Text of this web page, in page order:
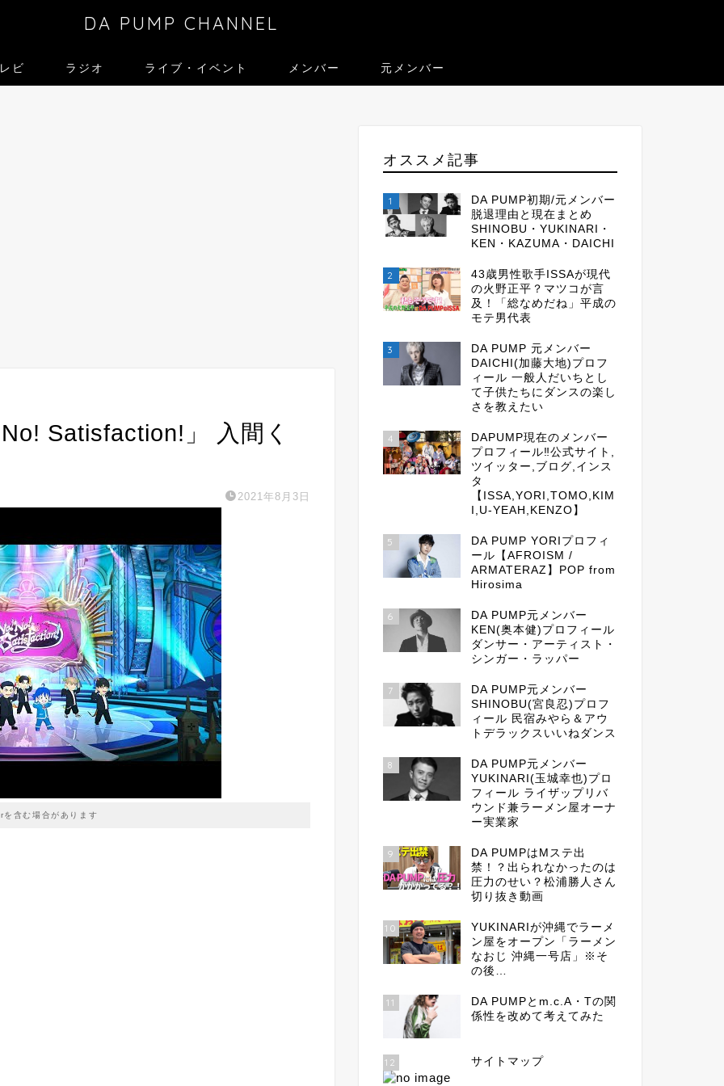
DA PUMP CHANNEL
ビ ラジオ ライブ・イベント メンバー 元メンバー
Satisfaction!」 入間く
2021年8月3日
を含む場合があります
オススメ記事
1
DA PUMP初期/元メンバー
脱退理由と現在まとめ
SHINOBU・YUKINARI・
KEN・KAZUMA・DAICHI
2
43歳男性歌手ISSAが現代
の火野正平？マツコが言
及！「総なめだね」平成の
モテ男代表
3
DA PUMP 元メンバー
DAICHI(加藤大地)プロフ
ィール 一般人だいちとし
て子供たちにダンスの楽し
さを教えたい
4
DAPUMP現在のメンバー
プロフィール‼公式サイト,
ツイッター,ブログ,インス
タ
【ISSA,YORI,TOMO,KIM
I,U-YEAH,KENZO】
5
DA PUMP YORIプロフィ
ール【AFROISM /
ARMATERAZ】POP from
Hirosima
6
DA PUMP元メンバー
KEN(奥本健)プロフィール
ダンサー・アーティスト・
シンガー・ラッパー
7
DA PUMP元メンバー
SHINOBU(宮良忍)プロフ
ィール 民宿みやら＆アウ
トデラックスいいねダンス
8
DA PUMP元メンバー
YUKINARI(玉城幸也)プロ
フィール ライザップリバ
ウンド兼ラーメン屋オーナ
ー実業家
9
DA PUMPはMステ出
禁！？出られなかったのは
圧力のせい？松浦勝人さん
切り抜き動画
10
YUKINARIが沖縄でラーメ
ン屋をオープン「ラーメン
なおじ 沖縄一号店」※そ
の後…
11
DA PUMPとm.c.A・Tの関
係性を改めて考えてみた
12 サイトマップ